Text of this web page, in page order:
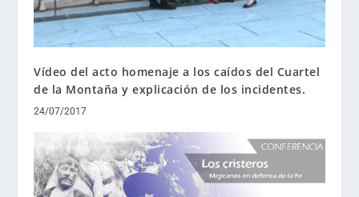
Vídeo del acto homenaje a los caídos del Cuartel
de la Montaña y explicación de los incidentes.
24/07/2017